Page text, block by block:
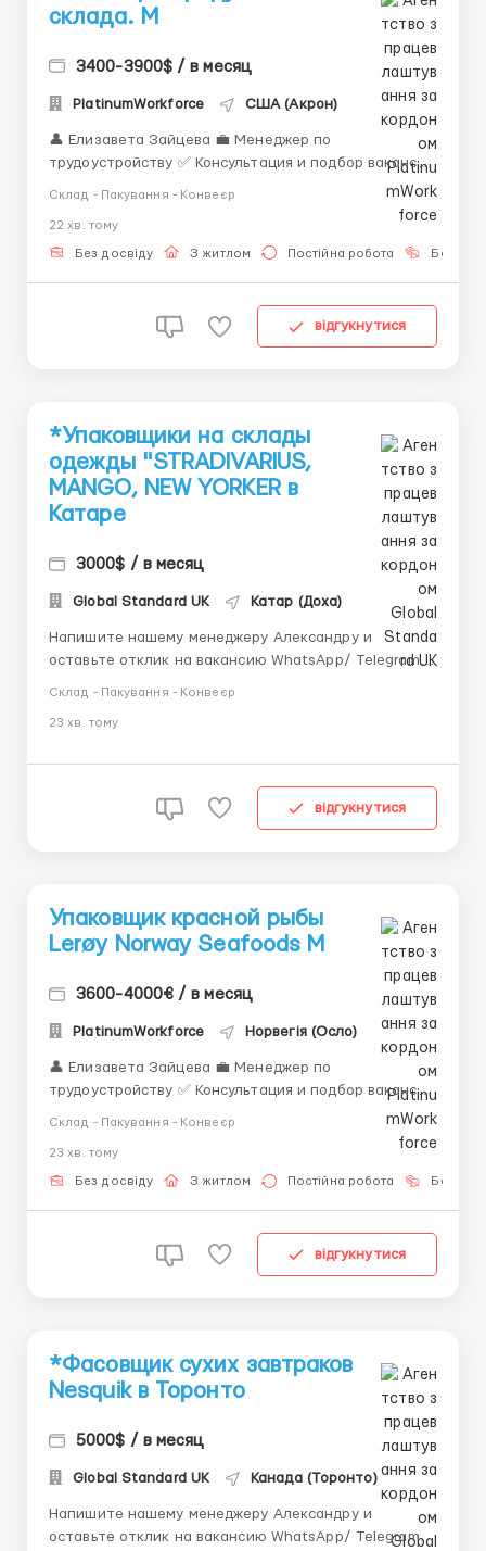
склада. M
3400-3900$ / в месяц
PlatinumWorkforce США (Акрон)
👤 Елизавета Зайцева 💼 Менеджер по
трудоустройству ✅ Консультация и подбор вакансий
за границей ✅ Сопровождение на всех этапах
работодателями 📲 Связь: WhatsApp / Telegram: +44
7836 697670 👫👱‍♀️👱‍♂️ Мы приглашаем мужчин,
Склад - Пакування - Конвеєр
22 хв. тому
Без досвіду З житлом Постійна робота Без
відгукнутися
*Упаковщики на склады
одежды "STRADIVARIUS,
MANGO, NEW YORKER в
Катаре
3000$ / в месяц
Global Standard UK Катар (Доха)
Напишите нашему менеджеру Александру и
оставьте отклик на вакансию WhatsApp/ Telegram /
9780 📱 Telegram:@manager_Alexandr_E 🎯
Склад - Пакування - Конвеєр
23 хв. тому
відгукнутися
Упаковщик красной рыбы
Lerøy Norway Seafoods M
3600-4000€ / в месяц
PlatinumWorkforce Норвегія (Осло)
👤 Елизавета Зайцева 💼 Менеджер по
трудоустройству ✅ Консультация и подбор вакансий
за границей ✅ Сопровождение на всех этапах
работодателями 📲 Связь: WhatsApp / Telegram: +44
7836 697670 Lerøy Norway Seafoods – в...
Склад - Пакування - Конвеєр
23 хв. тому
Без досвіду З житлом Постійна робота Без
відгукнутися
*Фасовщик сухих завтраков
Nesquik в Торонто
5000$ / в месяц
Global Standard UK Канада (Торонто)
Напишите нашему менеджеру Александру и
оставьте отклик на вакансию WhatsApp/ Telegram /